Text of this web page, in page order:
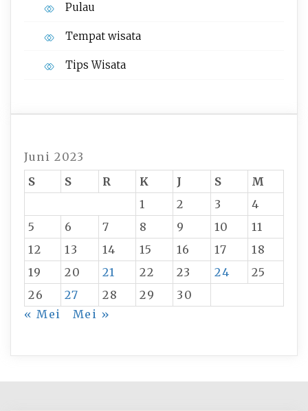
Pulau
Tempat wisata‎
Tips Wisata
Juni 2023
S
S R K J S
M
1
2 3
4
5
6 7 8 9 10
11
12
13 14 15 16 17
18
19
20 21 22 23 24
25
26
27 28 29
30
« Mei
Mei »